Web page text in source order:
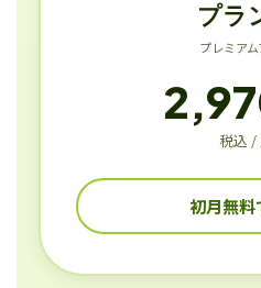
プラ
プレミア
税込 /
初月無料